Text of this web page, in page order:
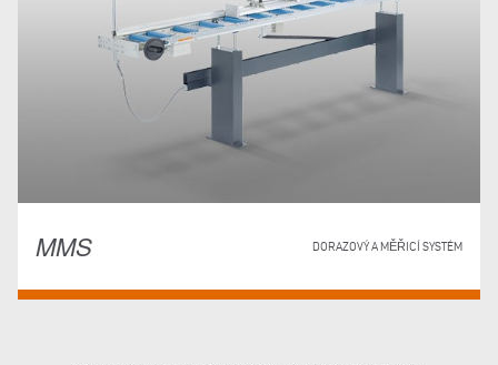
MMS DORAZOVÝ A MĚŘICÍ SYSTÉM